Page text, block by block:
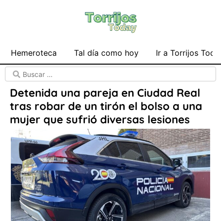
Hemeroteca Tal día como hoy Ir a Torrijos
Detenida una pareja en Ciudad Real
tras robar de un tirón el bolso a una
mujer que sufrió diversas lesiones